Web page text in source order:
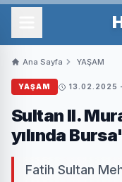
Ana Sayfa YAŞAM
YAŞAM 13.02.2025
Sultan II.
yılında
Fatih Sultan